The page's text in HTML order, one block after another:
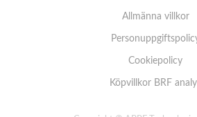
Allmänna villkor
Cookiepolicy
Köpvillkor BRF